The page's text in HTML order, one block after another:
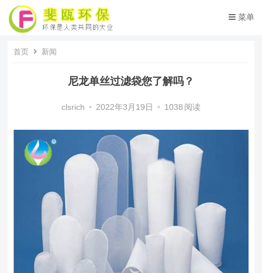
菜单
首页 新闻
尼龙单丝过滤袋您了解吗？
clsrich • 2022年3月19日 • 1038 阅读